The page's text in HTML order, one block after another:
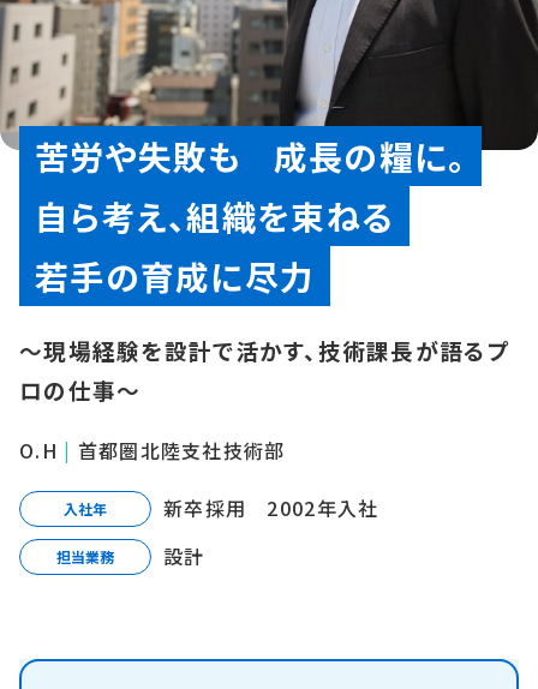
苦労や失敗も
成長の糧に。
自ら考え、組織を束ねる
若手の育成に尽力
〜現場経験を設計で活かす、技術課長が語るプ
ロの仕事〜
O.H | 首都圏北陸支社技術部
入社年 新卒採用 2002年入社
担当業務 設計